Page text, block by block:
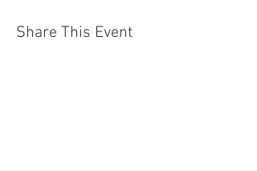
Share This Event